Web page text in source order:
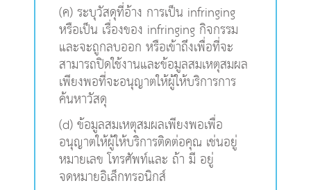
(ค) ระบุวัสดุที่อ้าง การเป็น infringing
หรือเป็น เรื่องของ infringing กิจกรรม
และจะถูกลบออก หรือเข้าถึงเพื่อที่จะ
สามารถปิดใช้งานและข้อมูลสมเหตุสมผล
เพียงพอที่จะอนุญาตให้ผู้ให้บริการการ
ค้นหาวัสดุ
(d) ข้อมูลสมเหตุสมผลเพียงพอเพื่อ
อนุญาตให้ผู้ให้บริการติดต่อคุณ เช่นอยู่
หมายเลข โทรศัพท์และ ถ้า มี อยู่
จดหมายอิเล็กทรอนิกส์